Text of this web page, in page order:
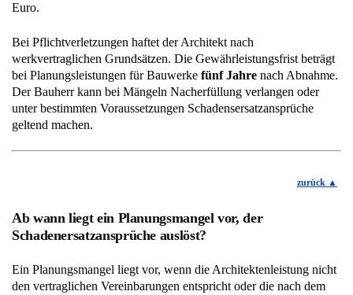
Euro.
Bei Pflichtverletzungen haftet der Architekt nach
werkvertraglichen Grundsätzen. Die Gewährleistungsfrist beträgt
bei Planungsleistungen für Bauwerke fünf Jahre nach Abnahme.
Der Bauherr kann bei Mängeln Nacherfüllung verlangen oder
unter bestimmten Voraussetzungen Schadensersatzansprüche
geltend machen.
zurück
Ab wann liegt ein Planungsmangel vor, der
Schadenersatzansprüche auslöst?
Ein Planungsmangel liegt vor, wenn die Architektenleistung nicht
den vertraglichen Vereinbarungen entspricht oder die nach dem